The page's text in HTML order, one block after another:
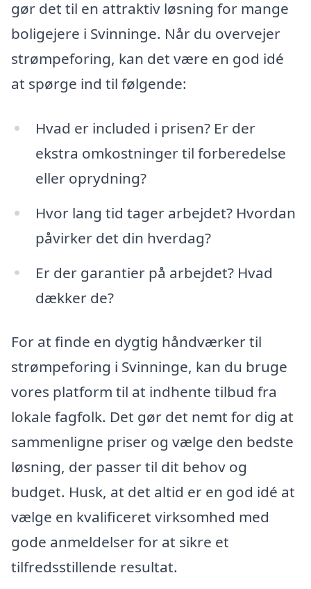
gør det til en attraktiv løsning for mange
boligejere i Svinninge. Når du overvejer
strømpeforing, kan det være en god idé
at spørge ind til følgende:
Hvad er included i prisen? Er der
ekstra omkostninger til forberedelse
eller oprydning?
Hvor lang tid tager arbejdet? Hvordan
påvirker det din hverdag?
Er der garantier på arbejdet? Hvad
dækker de?
For at finde en dygtig håndværker til
strømpeforing i Svinninge, kan du bruge
vores platform til at indhente tilbud fra
lokale fagfolk. Det gør det nemt for dig at
sammenligne priser og vælge den bedste
løsning, der passer til dit behov og
budget. Husk, at det altid er en god idé at
vælge en kvalificeret virksomhed med
gode anmeldelser for at sikre et
tilfredsstillende resultat.